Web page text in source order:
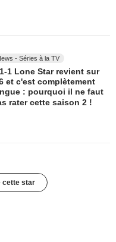
- Séries à la TV
1 Lone Star revient sur
et c'est complètement
: pourquoi il ne faut
rater cette saison 2 !
cette star